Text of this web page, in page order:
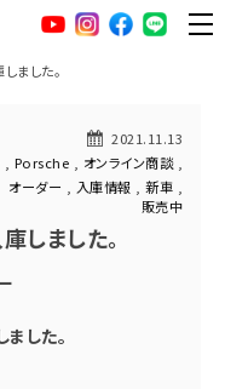
YouTubeInstagramfacebook
LINE
ました。
2021.11.13
Porsche オンライン商談,
オーダー 入庫情報 新車
販売中
しました。
した。